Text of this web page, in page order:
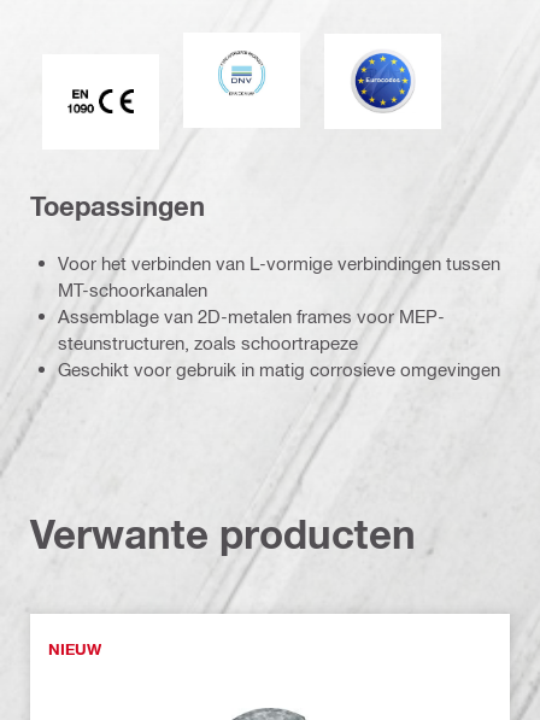
CE EN 1090-markering
DNV Eurocode
Toepassingen
Voor het verbinden van L-vormige verbindingen tussen
MT-schoorkanalen
Assemblage van 2D-metalen frames voor MEP-
steunstructuren, zoals schoortrapeze
Geschikt voor gebruik in matig corrosieve omgevingen
Verwante producten
NIEUW